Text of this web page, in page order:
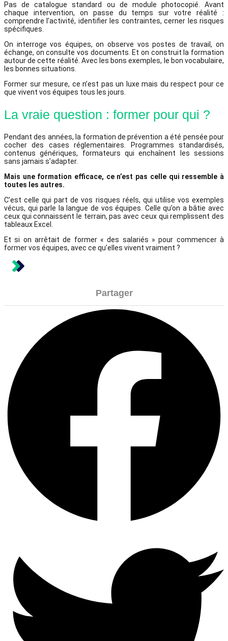
Pas de catalogue standard ou de module photocopié. Avant
chaque intervention, on passe du temps sur votre réalité :
comprendre l’activité, identifier les contraintes, cerner les risques
spécifiques.
On interroge vos équipes, on observe vos postes de travail, on
échange, on consulte vos documents. Et on construit la formation
autour de cette réalité. Avec les bons exemples, le bon vocabulaire,
les bonnes situations.
Former sur mesure, ce n’est pas un luxe mais du respect pour ce
que vivent vos équipes tous les jours.
La vraie question : former pour qui ?
Pendant des années, la formation de prévention a été pensée pour
cocher des cases réglementaires. Programmes standardisés,
contenus génériques, formateurs qui enchaînent les sessions
sans jamais s’adapter.
Mais une formation efficace, ce n’est pas celle qui ressemble à
toutes les autres.
C’est celle qui part de vos risques réels, qui utilise vos exemples
vécus, qui parle la langue de vos équipes. Celle qu’on a bâtie avec
ceux qui connaissent le terrain, pas avec ceux qui remplissent des
tableaux Excel.
Et si on arrêtait de former « des salariés » pour commencer à
former vos équipes, avec ce qu’elles vivent vraiment ?
Partager